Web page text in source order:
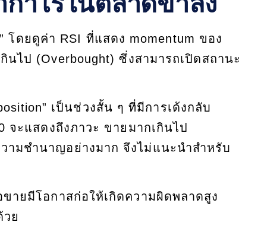
โดยดูค่า RSI ที่แสดง momentum ของ
ไป (Overbought) ซึ่งสามารถเปิดสถานะ
เป็นช่วงสั้น ๆ ที่มีการเด้งกลับ
จะแสดงถึงภาวะ ขายมากเกินไป
ามชำนาญอย่างมาก จึงไม่แนะนำสำหรับ
ายมีโอกาสก่อให้เกิดความผิดพลาดสูง
ย